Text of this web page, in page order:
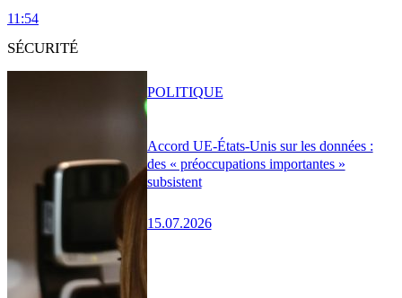
11:54
SÉCURITÉ
Accord UE-États-Unis sur les données :
des « préoccupations importantes »
subsistent
15.07.2026
POLITIQUE